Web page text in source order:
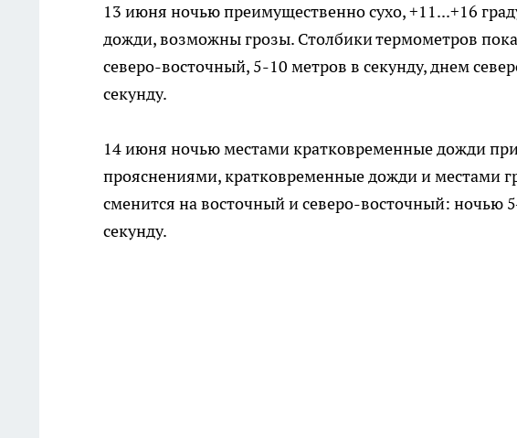
13 июня ночью преимущественно сухо, +11...+16
дожди, возможны грозы. Столбики термометров
северо-восточный, 5-10 метров в секунду, днем
секунду.
14 июня ночью местами кратковременные дожди
прояснениями, кратковременные дожди и местами
сменится на восточный и северо-восточный: ночью
секунду.